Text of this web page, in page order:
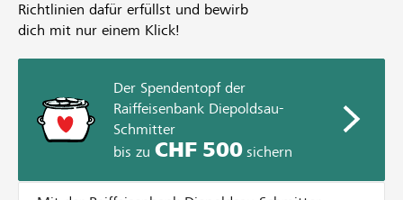
Richtlinien dafür erfüllst und bewirb
dich mit nur einem Klick!
Der Spendentopf der
Raiffeisenbank Diepoldsau-
Schmitter
bis zu CHF 500sichern